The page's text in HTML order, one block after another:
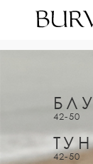
42-50
42-50